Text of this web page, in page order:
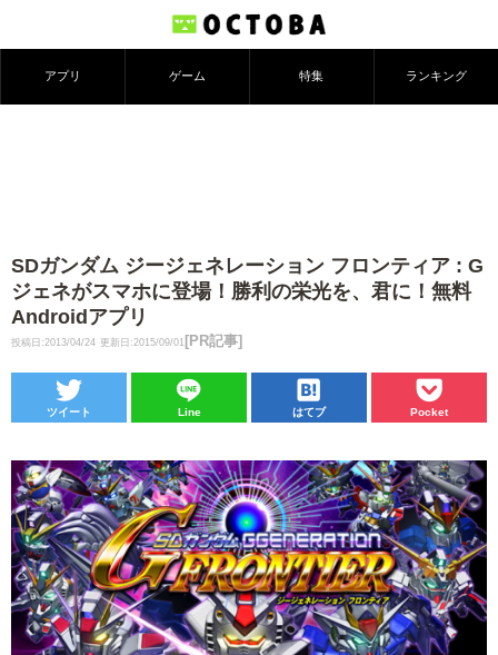
アプリ ゲーム 特集 ランキング
SDガンダム ジージェネレーション フロンティア : G
ジェネがスマホに登場！勝利の栄光を、君に！無料
Androidアプリ
投稿日:2013/04/24 更新日:2015/09/01 [PR記事]
ツイート Line はてブ Pocket